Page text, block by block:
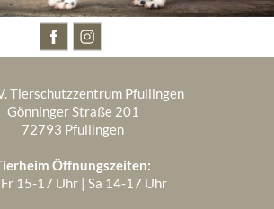
Tierschutzzentrum Pfullingen
Gönninger Straße 201
72793 Pfullingen
Öffnungszeiten:
Fr 15-17 Uhr | Sa 14-17 Uhr